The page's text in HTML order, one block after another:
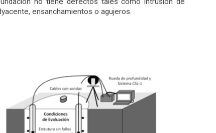
ensanchamientos o agujeros.